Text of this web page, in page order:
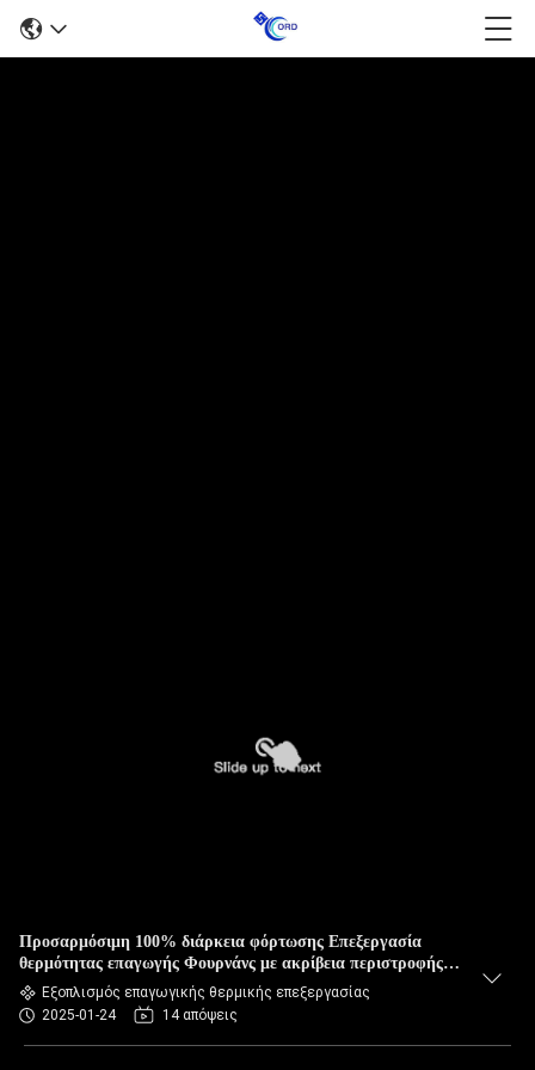
Προσαρμόσιμη 100% διάρκεια φόρτωσης Επεξεργασία
θερμότητας επαγωγής Φουρνάνς με ακρίβεια περιστροφής
0,05%Εξοπλισμός επαγωγικής θερμικής επεξεργασίας
2025-01-24
14 απόψεις